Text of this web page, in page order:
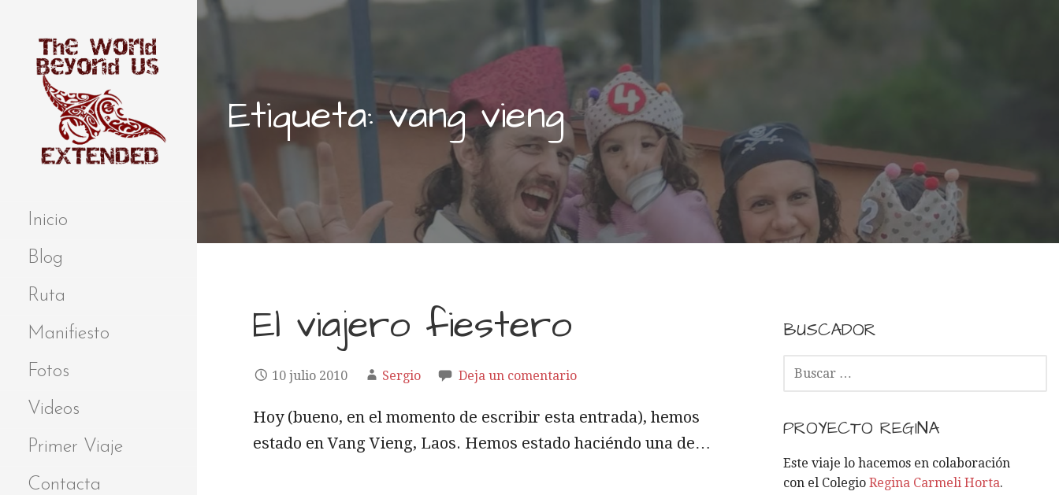
BEYOND US
Inicio
Blog
Ruta
Manifiesto
Fotos
Videos
Primer Viaje
Contacta
Etiqueta: vang vieng
El viajero fiestero
10 julio 2010 Sergio Deja un comentario
Hoy (bueno, en el momento de escribir esta entrada), hemos
estado en Vang Vieng, Laos. Hemos estado haciéndo una de…
BUSCADOR
C
R
:
PROYECTO REGINA
Este viaje lo hacemos en colaboración
con el ColegioRegina Carmeli Horta.